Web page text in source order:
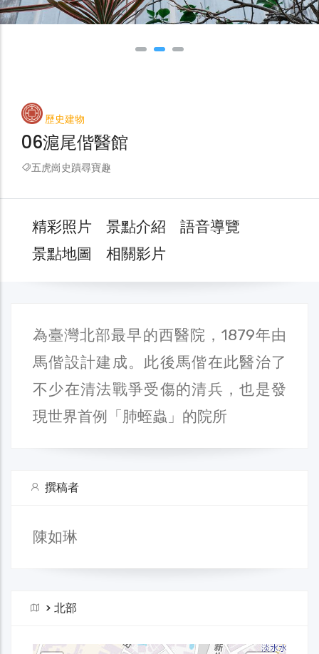
歷史建物
06滬尾偕醫館
五虎崗史蹟尋寶趣
精彩照片 景點介紹
語音導覽
景點地圖
相關影片
為臺灣北部最早的西醫院，1879年由
馬偕設計建成。此後馬偕在此醫治了
不少在清法戰爭受傷的清兵，也是發
現世界首例「肺蛭蟲」的院所
撰稿者
陳如琳
> 北部